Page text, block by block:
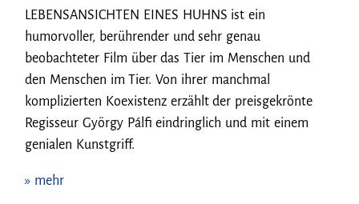
LEBENSANSICHTEN EINES HUHNS ist ein
humorvoller, berührender und sehr genau
beobachteter Film über das Tier im Menschen und
den Menschen im Tier. Von ihrer manchmal
komplizierten Koexistenz erzählt der preisgekrönte
Regisseur György Pálfi eindringlich und mit einem
genialen Kunstgriff.
» mehr